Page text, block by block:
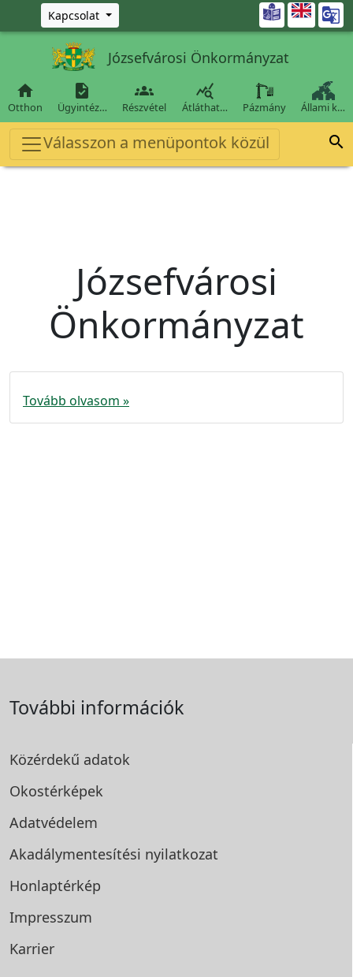
Ugrás a fő tartalomra
Kapcsolat 
Józsefvárosi Önkormányzat

Otthon

Ügyintéz…

Részvétel

Átláthat… Pázmány Állami k…
Válasszon a menüpontok közül 
Józsefvárosi
Önkormányzat
Tovább olvasom »
További információk
Közérdekű adatok
Okostérképek
Adatvédelem
Akadálymentesítési nyilatkozat
Honlaptérkép
Impresszum
Karrier